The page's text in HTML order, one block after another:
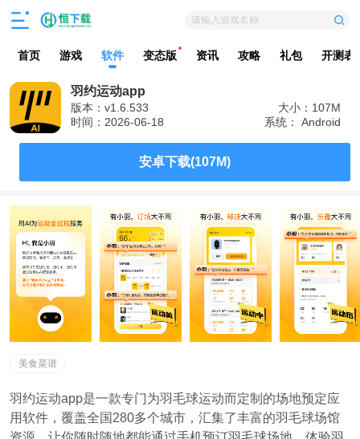
请输入游戏名称
首页 游戏 软件 变态版 资讯 攻略 礼包 开测表
羽约运动app
版本：v1.6.533
大小：107M
时间：2026-06-18
系统： Android
安卓下载(107M)
美食菜谱
羽约运动app是一款专门为羽毛球运动而定制的场地预定应
用软件，覆盖全国280多个城市，汇集了丰富的羽毛球场馆